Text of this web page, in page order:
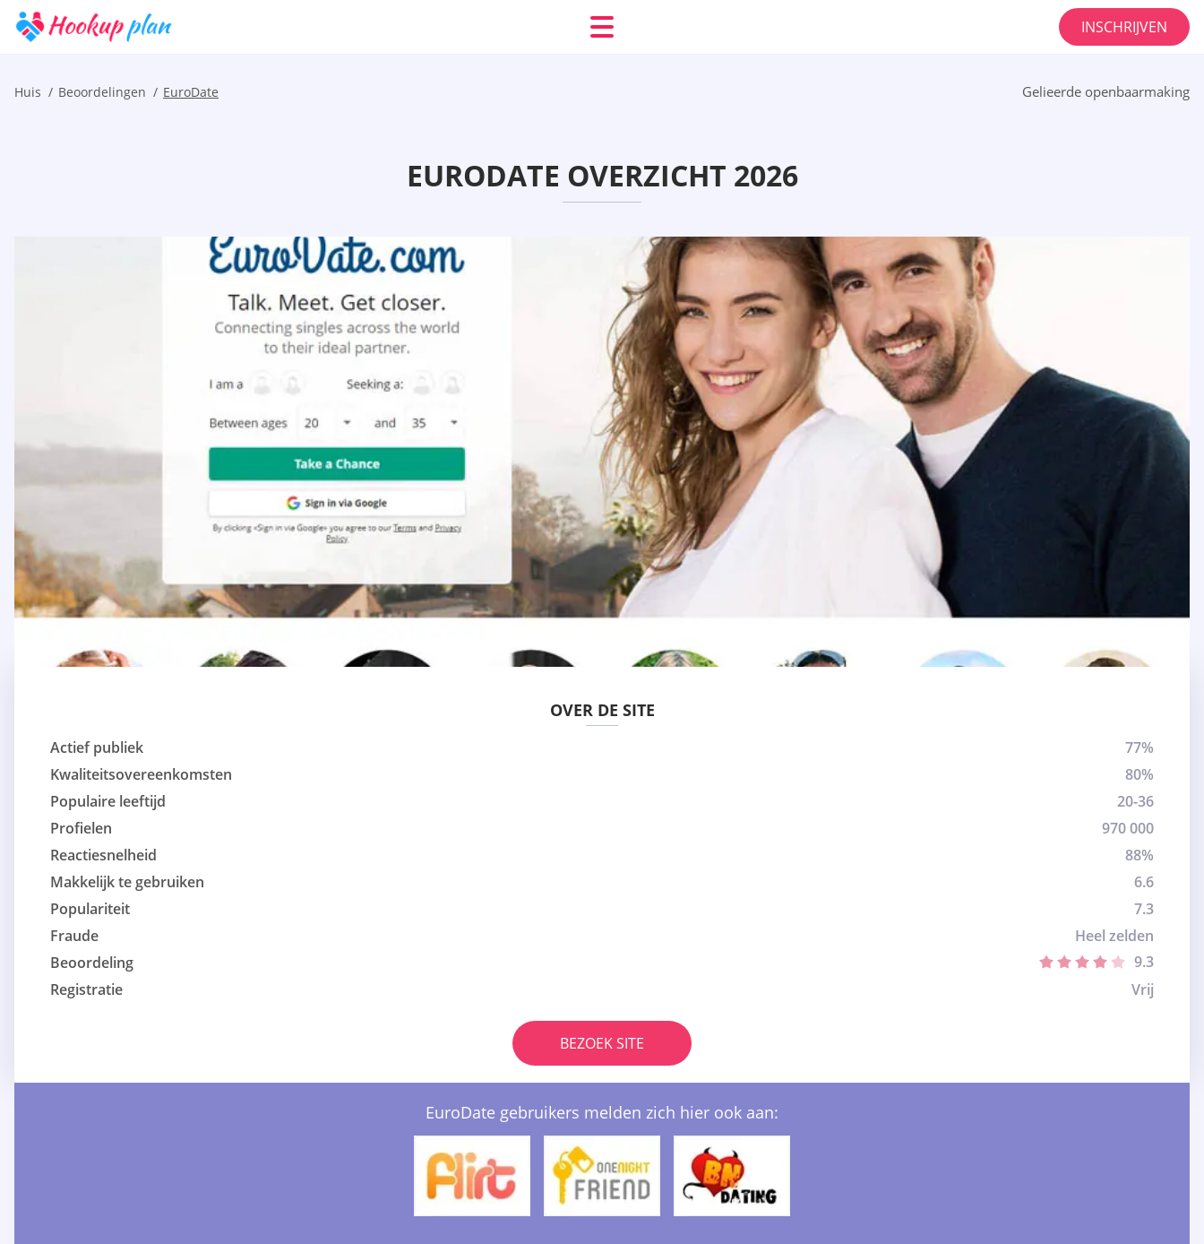
INSCHRIJVEN
Huis Beoordelingen EuroDate Gelieerde openbaarmaking
EURODATE OVERZICHT 2026
OVER DE SITE
Actief publiek
77%
Kwaliteitsovereenkomsten
80%
Populaire leeftijd
20-36
Profielen
970 000
Reactiesnelheid
88%
Makkelijk te gebruiken
6.6
Populariteit
7.3
Fraude
Heel zelden
Beoordeling
9.3
Registratie
Vrij
BEZOEK SITE
EuroDate gebruikers melden zich hier ook aan: